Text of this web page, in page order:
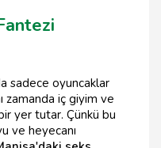
sadece oyuncaklar
zamanda iç giyim ve
yer tutar. Çünkü bu
ve heyecanı